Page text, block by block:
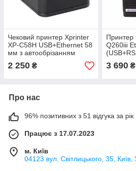
Чековий принтер Xprinter
XP-C58H USB+Ethernet 58
мм з автообрізанням
2 250 ₴
Принтер
Q260iii
3 690₴
Про нас
96% позитивних з 51 відгука за рік
Працює з 17.07.2023
м. Київ
04123 вул. Світлицького, 35, Київ,